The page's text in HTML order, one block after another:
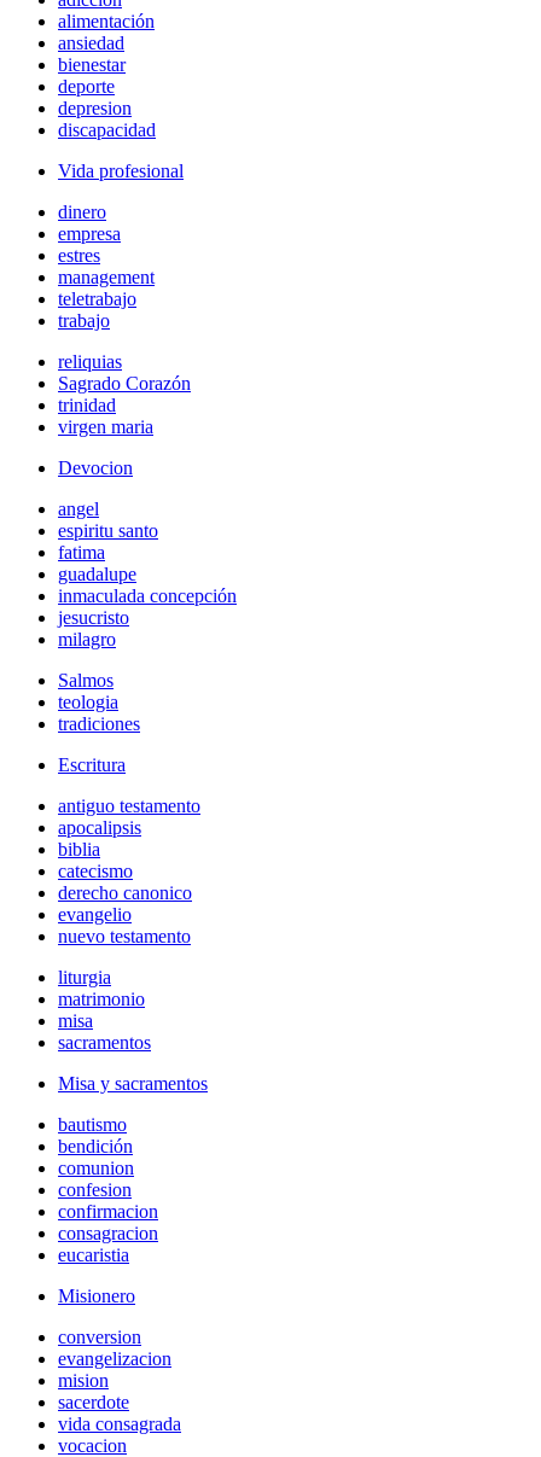
alimentación
ansiedad
bienestar
deporte
depresion
discapacidad
Vida profesional
dinero
empresa
estres
management
teletrabajo
trabajo
reliquias
Sagrado Corazón
trinidad
virgen maria
Devocion
angel
espiritu santo
fatima
guadalupe
inmaculada concepción
jesucristo
milagro
Salmos
teologia
tradiciones
Escritura
antiguo testamento
apocalipsis
biblia
catecismo
derecho canonico
evangelio
nuevo testamento
liturgia
matrimonio
misa
sacramentos
Misa y sacramentos
bautismo
bendición
comunion
confesion
confirmacion
consagracion
eucaristia
Misionero
conversion
evangelizacion
mision
sacerdote
vida consagrada
vocacion